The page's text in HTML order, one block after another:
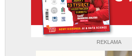
REKLAMA